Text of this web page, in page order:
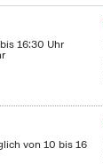
16:30 Uhr
von 10 bis 16